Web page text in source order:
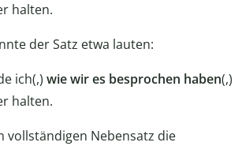
halten.
der Satz etwa lauten:
ich(,) wie wir es besprochen haben(,)
halten.
vollständigen Nebensatz die